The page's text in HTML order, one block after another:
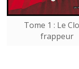
Tome 1 : Le
frappeur